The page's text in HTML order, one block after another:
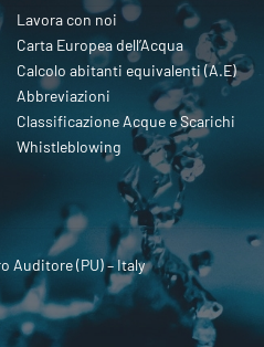
Lavora con noi
Carta Europea dell’Acqua
Calcolo abitanti equivalenti (A.E)
Abbreviazioni
Classificazione Acque e Scarichi
Whistleblowing
Auditore (PU) – Italy